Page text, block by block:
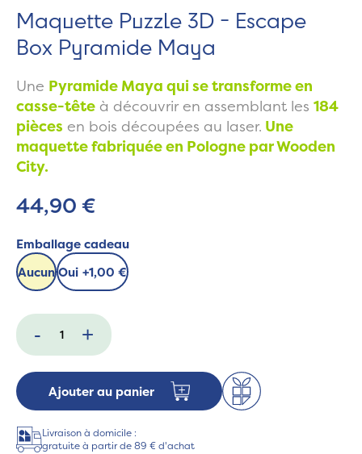
Maquette Puzzle 3D - Escape
Box Pyramide Maya
Une Pyramide Maya qui se transforme en
casse-tête à découvrir en assemblant les 184
pièces en bois découpées au laser. Une
maquette fabriquée en Pologne par Wooden
City.
44,90 €
Emballage cadeau
AucunOui +1,00 €
- +
Ajouter au panier
Livraison à domicile :
gratuite à partir de 89 € d'achat